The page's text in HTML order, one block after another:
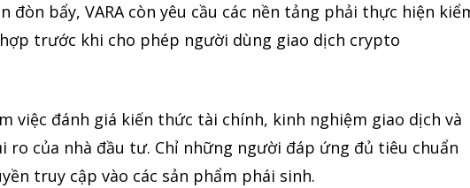
thú vị với tin tức nhanh chóng, góc nhìn thị
lại lượng kiến thức cần thiết trong thị trường tài
đòn bẩy, VARA còn yêu cầu các nền tảng phải thực hiện
trước khi cho phép người dùng giao dịch crypto
việc đánh giá kiến thức tài chính, kinh nghiệm giao dịch và
ro của nhà đầu tư. Chỉ những người đáp ứng đủ tiêu chuẩn
truy cập vào các sản phẩm phái sinh.